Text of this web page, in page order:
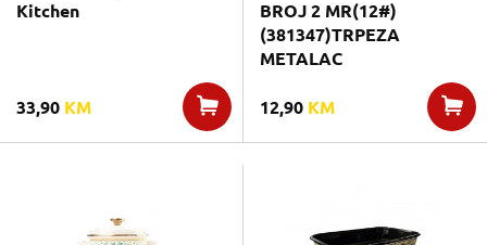
Kitchen
33,90 KM
BROJ 2 MR(12#)
(381347)TRPEZA
METALAC
12,90 KM